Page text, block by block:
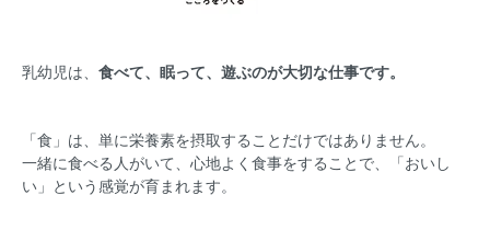
乳幼児は、 食べて、眠って、遊ぶのが大切な仕事です。
「食」は、単に栄養素を摂取することだけではありません。
一緒に食べる人がいて、心地よく食事をすることで、「おいし
い」という感覚が育まれます。